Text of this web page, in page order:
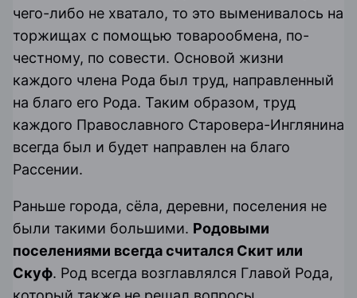
чего-либо не хватало, то это выменивалось на
торжищах с помощью товарообмена, по-
честному, по совести. Основой жизни
каждого члена Рода был труд, направленный
на благо его Рода. Таким образом, труд
каждого Православного Старовера-Инглянина
всегда был и будет направлен на благо
Рассении.
Раньше города, сёла, деревни, поселения не
были такими большими. Родовыми
поселениями всегда считался Скит или
Скуф. Род всегда возглавлялся Главой Рода,